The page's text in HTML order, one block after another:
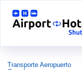
Transporte Aeropuerto